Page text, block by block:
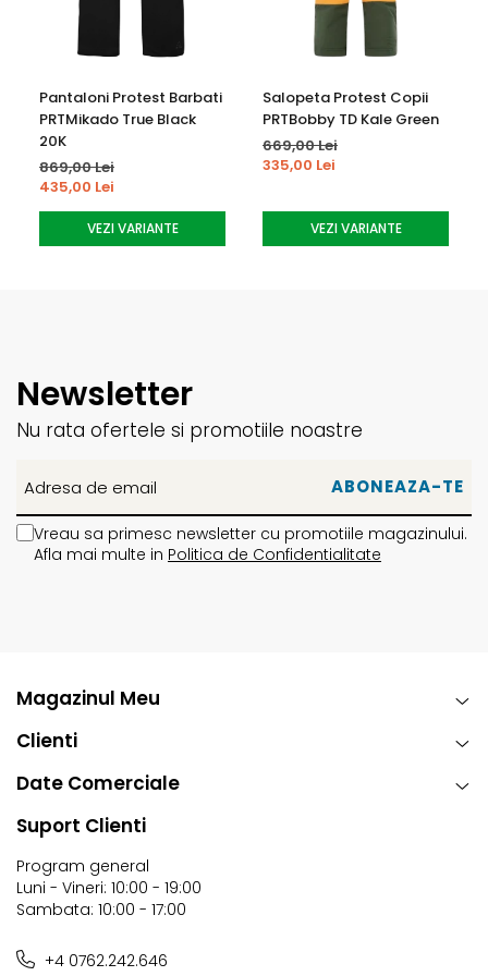
Pantaloni Protest Barbati
PRTMikado True Black
20K
869,00 Lei
435,00 Lei
VEZI VARIANTE
Salopeta Protest Copii
PRTBobby TD Kale Green
669,00 Lei
335,00 Lei
VEZI VARIANTE
Newsletter
Nu rata ofertele si promotiile noastre
Vreau sa primesc newsletter cu promotiile magazinului.
Afla mai multe in Politica de Confidentialitate
Magazinul Meu
Clienti
Date Comerciale
Suport Clienti
Program general
Luni - Vineri: 10:00 - 19:00
Sambata: 10:00 - 17:00
+4 0762.242.646